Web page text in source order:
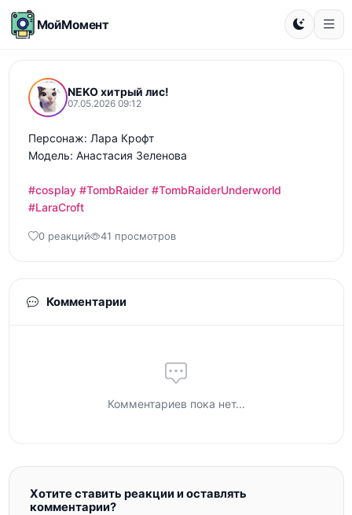
МойМомент
NEKO хитрый лис!
07.05.2026 09:12
Персонаж: Лара Крофт
Модель: Анастасия Зеленова
#cosplay #TombRaider #TombRaiderUnderworld
#LaraCroft
0 реакций 41 просмотров
Комментарии
Комментариев пока нет...
Хотите ставить реакции и оставлять
комментарии?